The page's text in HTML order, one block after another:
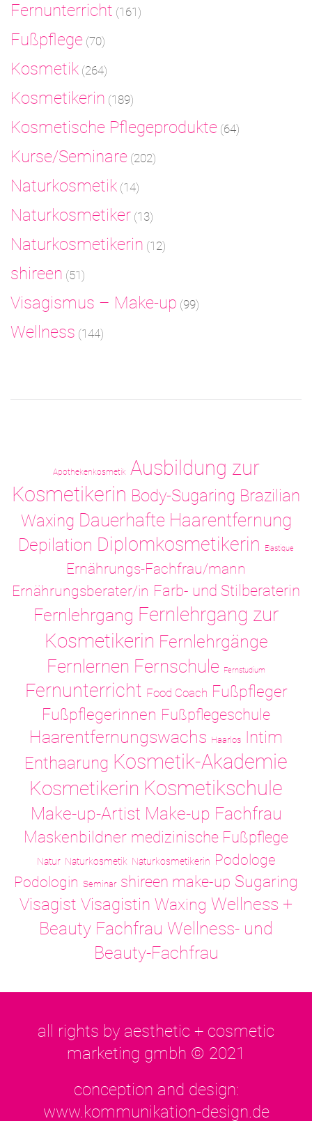
Fernunterricht (161)
Fußpflege (70)
Kosmetik (264)
Kosmetikerin (189)
Kosmetische Pflegeprodukte (64)
Kurse/Seminare (202)
Naturkosmetik (14)
Naturkosmetiker (13)
Naturkosmetikerin (12)
shireen (51)
Visagismus – Make-up (99)
Wellness (144)
Apothekenkosmetik Ausbildung zur
Kosmetikerin Body-Sugaring Brazilian
Waxing Dauerhafte Haarentfernung
Depilation Diplomkosmetikerin Elastique
Ernährungs-Fachfrau/mann
Ernährungsberater/in Farb- und Stilberaterin
Fernlehrgang Fernlehrgang zur
Kosmetikerin Fernlehrgänge
Fernlernen Fernschule Fernstudium
Fernunterricht Food Coach Fußpfleger
Fußpflegerinnen Fußpflegeschule
Haarentfernungswachs Haarlos Intim
Enthaarung Kosmetik-Akademie
Kosmetikerin Kosmetikschule
Make-up-Artist Make-up Fachfrau
Maskenbildner medizinische Fußpflege
Natur Naturkosmetik Naturkosmetikerin Podologe
Podologin Seminar shireen make-up Sugaring
Visagist Visagistin Waxing Wellness +
Beauty Fachfrau Wellness- und
Beauty-Fachfrau
all rights by aesthetic + cosmetic
marketing gmbh © 2021
conception and design:
www.kommunikation-design.de